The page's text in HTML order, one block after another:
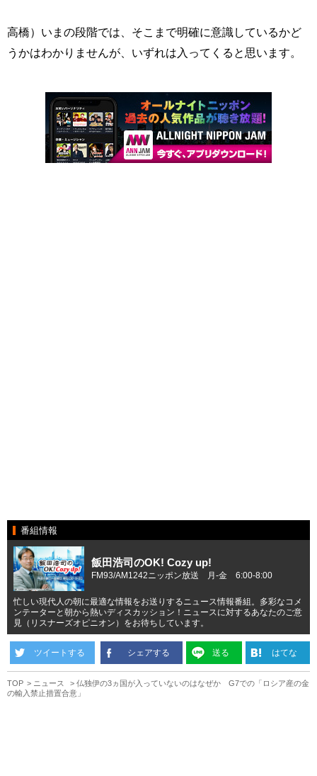
高橋）いまの段階では、そこまで明確に意識しているかど
うかはわかりませんが、いずれは入ってくると思います。
番組情報
飯田浩司のOK! Cozy up!
FM93/AM1242ニッポン放送 月-金 6:00-8:00
忙しい現代人の朝に最適な情報をお送りするニュース情報番組。多彩なコメ
ンテーターと朝から熱いディスカッション！ニュースに対するあなたのご意
見（リスナーズオピニオン）をお待ちしています。
ツイートする シェアする 送る はてな
TOP ニュース
仏独伊の3ヵ国が入っていないのはなぜか G7での「ロシア産の金
の輸入禁止措置合意」